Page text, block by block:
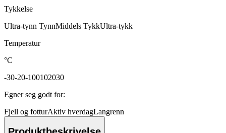
Tykkelse
Ultra-tynn TynnMiddels TykkUltra-tykk
Temperatur
°C
-30-20-100102030
Egner seg godt for:
Fjell og fotturAktiv hverdagLangrenn